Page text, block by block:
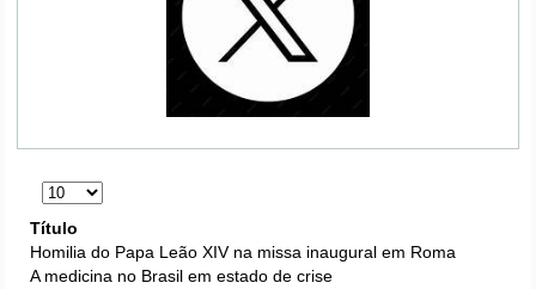
Exibir
#
Título
Homilia do Papa Leão XIV na missa inaugural em Roma
A medicina no Brasil em estado de crise